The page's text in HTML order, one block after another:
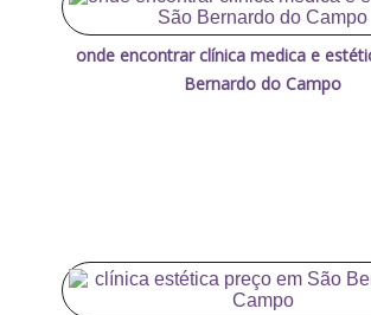
onde encontrar clínica medica e
Bernardo do Campo